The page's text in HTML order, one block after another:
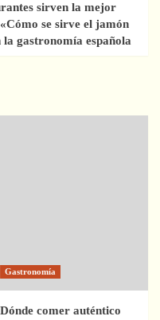
sirven la mejor
se sirve el jamón
la gastronomía española
Gastronomía
Dónde comer auténtico